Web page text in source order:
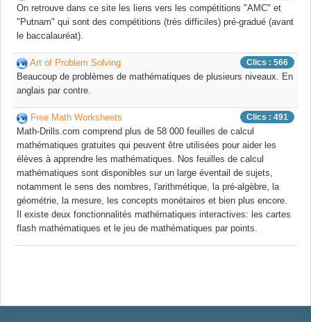
On retrouve dans ce site les liens vers les compétitions "AMC" et
"Putnam" qui sont des compétitions (très difficiles) pré-gradué (avant
le baccalauréat).
Clics : 566
Art of Problem Solving
Beaucoup de problèmes de mathématiques de plusieurs niveaux. En
anglais par contre.
Clics : 491
Free Math Worksheets
Math-Drills.com comprend plus de 58 000 feuilles de calcul
mathématiques gratuites qui peuvent être utilisées pour aider les
élèves à apprendre les mathématiques. Nos feuilles de calcul
mathématiques sont disponibles sur un large éventail de sujets,
notamment le sens des nombres, l'arithmétique, la pré-algèbre, la
géométrie, la mesure, les concepts monétaires et bien plus encore.
Il existe deux fonctionnalités mathématiques interactives: les cartes
flash mathématiques et le jeu de mathématiques par points.